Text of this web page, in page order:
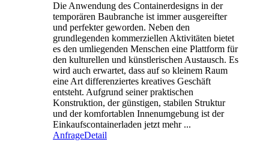
Die Anwendung des Containerdesigns in der
temporären Baubranche ist immer ausgereifter
und perfekter geworden. Neben den
grundlegenden kommerziellen Aktivitäten bietet
es den umliegenden Menschen eine Plattform für
den kulturellen und künstlerischen Austausch. Es
wird auch erwartet, dass auf so kleinem Raum
eine Art differenziertes kreatives Geschäft
entsteht. Aufgrund seiner praktischen
Konstruktion, der günstigen, stabilen Struktur
und der komfortablen Innenumgebung ist der
Einkaufscontainerladen jetzt mehr ...
AnfrageDetail